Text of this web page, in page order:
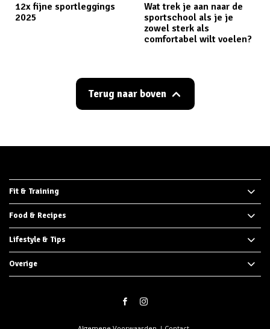
12x fijne sportleggings​
2025
Wat trek je aan naar de
sportschool als je je
zowel sterk als
comfortabel wilt voelen?
Terug naar boven
Fit & Training
Food & Recipes
Lifestyle & Tips
Overige